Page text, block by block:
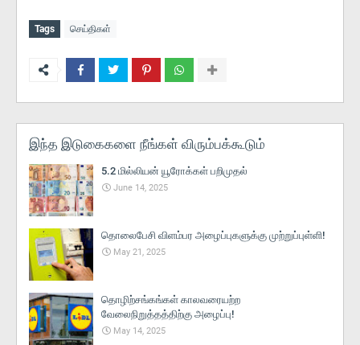
Tags செய்திகள்
இந்த இடுகைகளை நீங்கள் விரும்பக்கூடும்
5.2 மில்லியன் யூரோக்கள் பறிமுதல்
June 14, 2025
தொலைபேசி விளம்பர அழைப்புகளுக்கு முற்றுப்புள்ளி!
May 21, 2025
தொழிற்சங்கங்கள் காலவரையற்ற
வேலைநிறுத்தத்திற்கு அழைப்பு!
May 14, 2025